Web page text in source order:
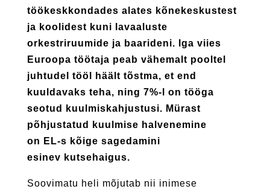
töökeskkondades alates kõnekeskustest
ja koolidest kuni lavaaluste
orkestriruumide ja baarideni. Iga viies
Euroopa töötaja peab vähemalt pooltel
juhtudel tööl häält tõstma, et end
kuuldavaks teha, ning 7%-l on tööga
seotud kuulmiskahjustusi. Mürast
põhjustatud kuulmise halvenemine
on EL-s kõige sagedamini
esinev kutsehaigus.
Soovimatu heli mõjutab nii inimese